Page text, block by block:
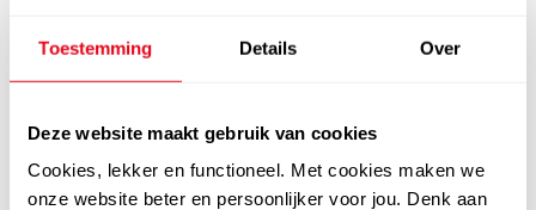
Toestemming Details Over
Deze website maakt gebruik van cookies
Cookies, lekker en functioneel. Met cookies maken we
onze website beter en persoonlijker voor jou. Denk aan